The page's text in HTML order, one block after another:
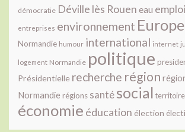
démocratie Déville lès Rouen eau emploi
entreprises environnement Europe
Normandie humour international internet
logement Normandie politique
Présidentielle recherche région
Normandie régions santésocial
économie éducation élection